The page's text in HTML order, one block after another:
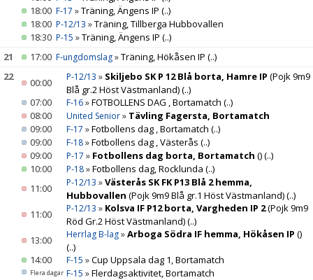
18:00 F-17 »Träning, Ängens IP (..)
18:00 P-12/13 »Träning, Tillberga Hubbovallen
18:30 P-15 »Träning, Ängens IP (..)
21
17:00 F-ungdomslag»Träning, Hökåsen IP (..)
22
00:00 P-12/13 » Skiljebo SK P 12 Blå borta, Hamre IP (Pojk 9m9
Blå gr.2 Höst Västmanland)(..)
07:00
F-16»FOTBOLLENS DAG , Bortamatch (..)
08:00
United Senior» Tävling Fagersta, Bortamatch
09:00
F-17 »Fotbollens dag , Bortamatch (..)
09:00
F-18»Fotbollens dag , Västerås (..)
09:00
P-17 » Fotbollens dag borta, Bortamatch ()(..)
10:00
P-18»Fotbollens dag, Rocklunda (..)
11:00
P-12/13 »Västerås SK FK P13 Blå 2 hemma,
Hubbovallen (Pojk 9m9 Blå gr.1 Höst Västmanland)(..)
11:00
P-12/13 » Kolsva IF P12 borta, Vargheden IP 2(Pojk 9m9
Röd Gr.2 Höst Västmanland)(..)
13:00
Herrlag B-lag»Arboga Södra IF hemma, Hökåsen IP ()
(..)
14:00
F-15 »Cup Uppsala dag 1, Bortamatch
Flera dagar F-15 »Flerdagsaktivitet, Bortamatch